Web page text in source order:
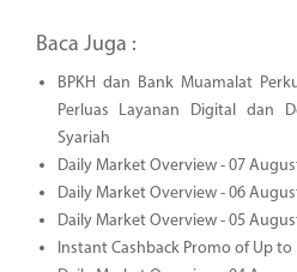
Baca Juga :
BPKH dan Bank Muamalat
Perluas Layanan Digital dan
Syariah
Daily Market Overview - 07
Daily Market Overview - 06
Daily Market Overview - 05
Instant Cashback Promo of Up to